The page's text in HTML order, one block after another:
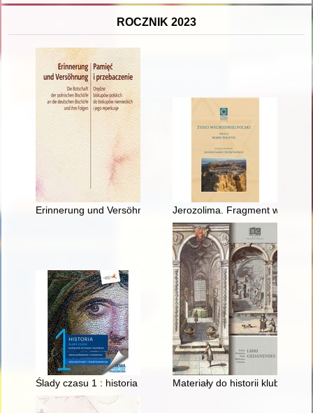
ROCZNIK 2023
Erinnerung und Versöhnung : die Botschaft der polnischen
Jerozolima. Fragment większej
Ślady czasu 1 : historia : podręcznik do liceum i technikum :
Materiały do historii klubu